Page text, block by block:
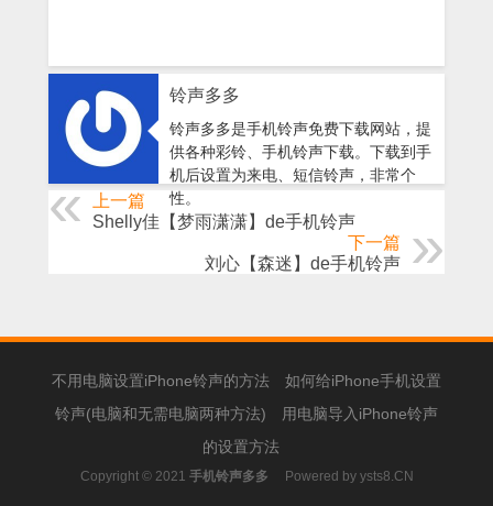
铃声多多
铃声多多是手机铃声免费下载网站，提
供各种彩铃、手机铃声下载。下载到手
机后设置为来电、短信铃声，非常个
性。
上一篇
Shelly佳【梦雨潇潇】de手机铃声
下一篇
刘心【森迷】de手机铃声
不用电脑设置iPhone铃声的方法
如何给iPhone手机设置
铃声(电脑和无需电脑两种方法)
用电脑导入iPhone铃声
的设置方法
Copyright © 2021 手机铃声多多 Powered by ysts8.CN